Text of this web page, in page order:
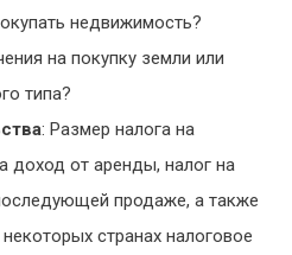
недвижимость?
на покупку земли или
типа?
: Размер налога на
доход от аренды, налог на
продаже, а также
странах налоговое